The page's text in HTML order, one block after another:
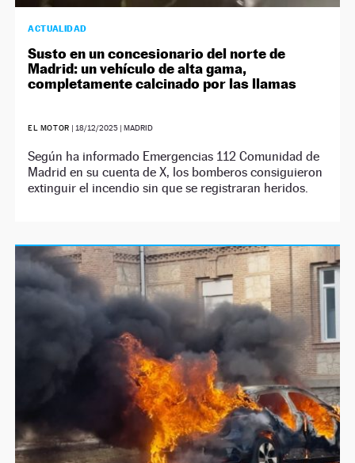
ACTUALIDAD
Susto en un concesionario del norte de
Madrid: un vehículo de alta gama,
completamente calcinado por las llamas
EL MOTOR | 18/12/2025| MADRID
Según ha informado Emergencias 112 Comunidad de
Madrid en su cuenta de X, los bomberos consiguieron
extinguir el incendio sin que se registraran heridos.